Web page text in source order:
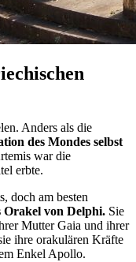
Anders als die
des Mondes selbst
war die
erbte.
doch am besten
Orakel von Delphi. Sie
Mutter Gaia und ihrer
ihre orakulären Kräfte
Enkel Apollo.